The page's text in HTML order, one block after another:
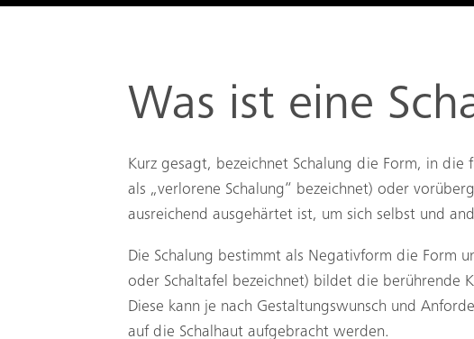
Was ist eine
Kurz gesagt, bezeichnet Schalung die Form, in
als „verlorene Schalung“ bezeichnet) oder
ausreichend ausgehärtet ist, um sich selbst und
Die Schalung bestimmt als Negativform die Form
oder Schaltafel bezeichnet) bildet die berührende
Diese kann je nach Gestaltungswunsch und
auf die Schalhaut aufgebracht werden.